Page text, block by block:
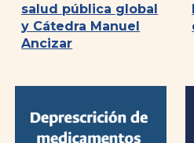
salud pública global
y Cátedra Manuel
Ancizar